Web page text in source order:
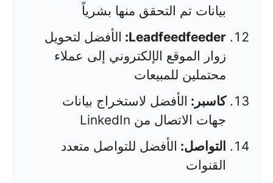
بيانات تم التحقق منها بشرياً
Leadfeedfeeder: الأفضل لتحويل
زوار الموقع الإلكتروني إلى عملاء
محتملين للمبيعات
كاسبر: الأفضل لاستخراج بيانات
جهات الاتصال من LinkedIn
التواصل: الأفضل للتواصل متعدد
القنوات